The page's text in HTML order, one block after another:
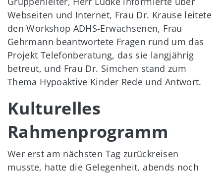
Webseiten und Internet, Frau Dr. Krause leitete
den Workshop ADHS-Erwachsenen, Frau
Gehrmann beantwortete Fragen rund um das
Projekt Telefonberatung, das sie langjährig
betreut, und Frau Dr. Simchen stand zum
Thema Hypoaktive Kinder Rede und Antwort.
Kulturelles
Rahmenprogramm
Wer erst am nächsten Tag zurückreisen
musste, hatte die Gelegenheit, abends noch